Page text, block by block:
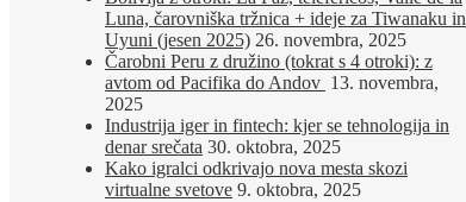
Luna, čarovniška tržnica + ideje za Tiwanaku in
Uyuni (jesen 2025) 26. novembra, 2025
Čarobni Peru z družino (tokrat s 4 otroki): z
avtom od Pacifika do Andov 13. novembra,
2025
Industrija iger in fintech: kjer se tehnologija in
denar srečata 30. oktobra, 2025
Kako igralci odkrivajo nova mesta skozi
virtualne svetove 9. oktobra, 2025